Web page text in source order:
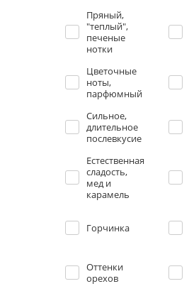
Пряный,
"теплый",
печеные
нотки
Цветочные
ноты,
парфюмный
Сильное,
длительное
послевкусие
Естественная
сладость,
мед и
карамель
Горчинка
Оттенки
орехов